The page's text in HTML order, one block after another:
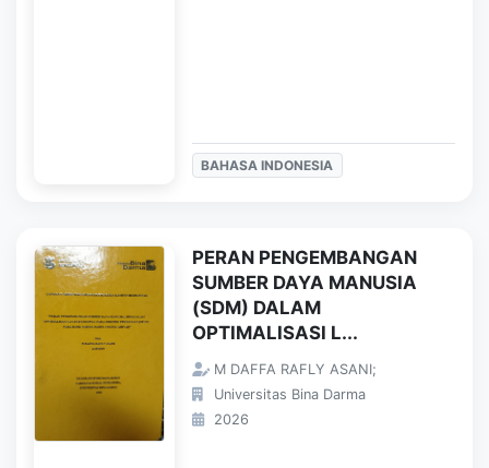
BAHASA INDONESIA
PERAN PENGEMBANGAN
SUMBER DAYA MANUSIA
(SDM) DALAM
OPTIMALISASI L...
M DAFFA RAFLY ASANI;
Universitas Bina Darma
2026